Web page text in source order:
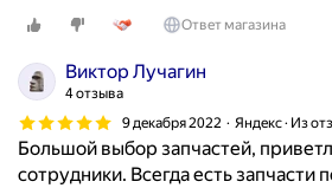
Ответ магазина
Виктор Лучагин
4 отзыва
9 декабря 2022
Яндекс · Из
Большой выбор запчастей,
сотрудники. Всегда есть запчасти